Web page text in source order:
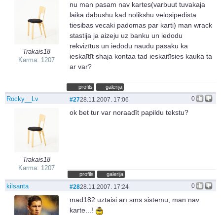
Trakais18
Karma: 1207
nu man pasam nav kartes(varbuut tuvakaja
laika dabushu kad nolikshu velosipedista
tiesibas vecaki padomas par karti) man wrack
stastija ja aizeju uz banku un iedodu
rekvizītus un iedodu naudu pasaku ka
ieskaītīt shaja kontaa tad ieskaitīsies kauka ta
ar var?
profils galerija
Rocky__Lv
Trakais18
Karma: 1207
0
#2728.11.2007. 17:06
ok bet tur var noraadīt papildu tekstu?
profils galerija
kilsanta 0
#2828.11.2007. 17:24
mad182 uztaisi arī sms sistēmu, man nav
karte...!